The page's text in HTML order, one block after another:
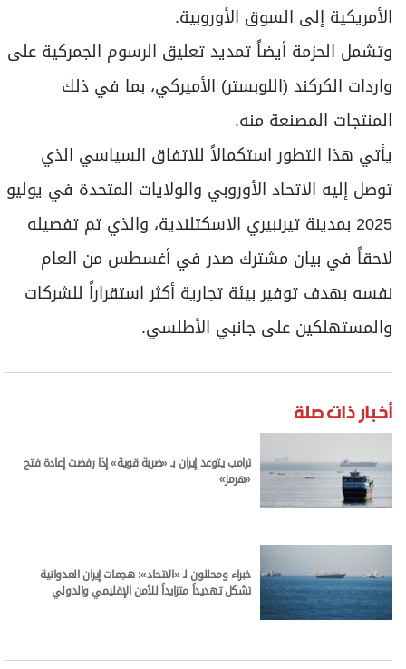
الأمريكية إلى السوق الأوروبية.
وتشمل الحزمة أيضاً تمديد تعليق الرسوم الجمركية على
واردات الكركند (اللوبستر) الأميركي، بما في ذلك
المنتجات المصنعة منه.
يأتي هذا التطور استكمالاً للاتفاق السياسي الذي
توصل إليه الاتحاد الأوروبي والولايات المتحدة في يوليو
2025 بمدينة تيرنبيري الاسكتلندية، والذي تم تفصيله
لاحقاً في بيان مشترك صدر في أغسطس من العام
نفسه بهدف توفير بيئة تجارية أكثر استقراراً للشركات
والمستهلكين على جانبي الأطلسي.
أخبار ذات صلة
ترامب يتوعد إيران بـ «ضربة قوية» إذا رفضت إعادة فتح
«هرمز»
خبراء ومحللون لـ «الاتحاد»: هجمات إيران العدوانية
تشكل تهديداً متزايداً للأمن الإقليمي والدولي